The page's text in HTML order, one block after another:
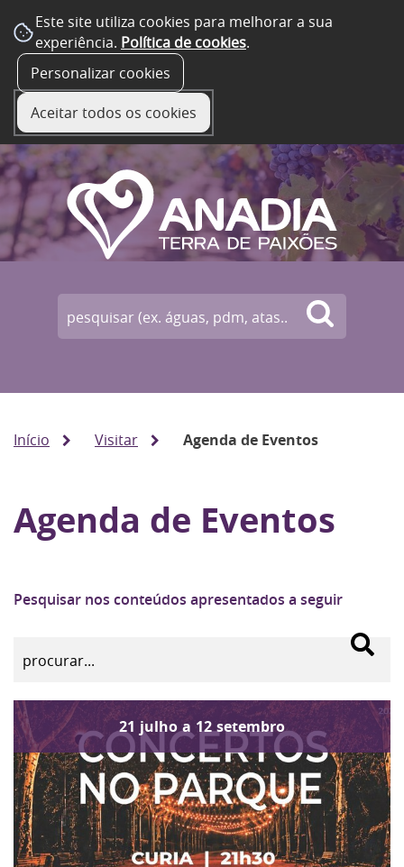
Este site utiliza cookies para melhorar a sua
experiência. Política de cookies.
Personalizar cookies
Aceitar todos os cookies
Início Visitar Agenda de Eventos
Agenda de Eventos
Pesquisar nos conteúdos apresentados a seguir
21 julho a 12 setembro